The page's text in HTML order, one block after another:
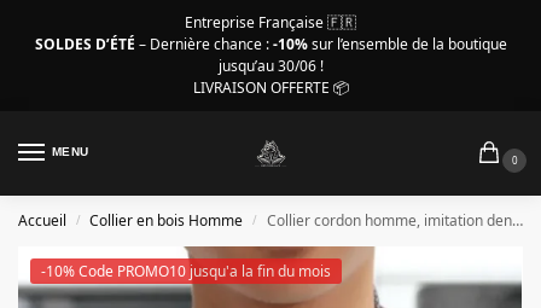
Entreprise Française 🇫🇷
SOLDES D’ÉTÉ – Dernière chance :-10%sur l’ensemble de la boutique
jusqu’au 30/06 !
LIVRAISON OFFERTE 📦
MENU
0
Accueil / Collier en bois Homme / Collier cordon homme, imitation dent de loup avec perles
-10% Code PROMO10 jusqu'a la fin du mois